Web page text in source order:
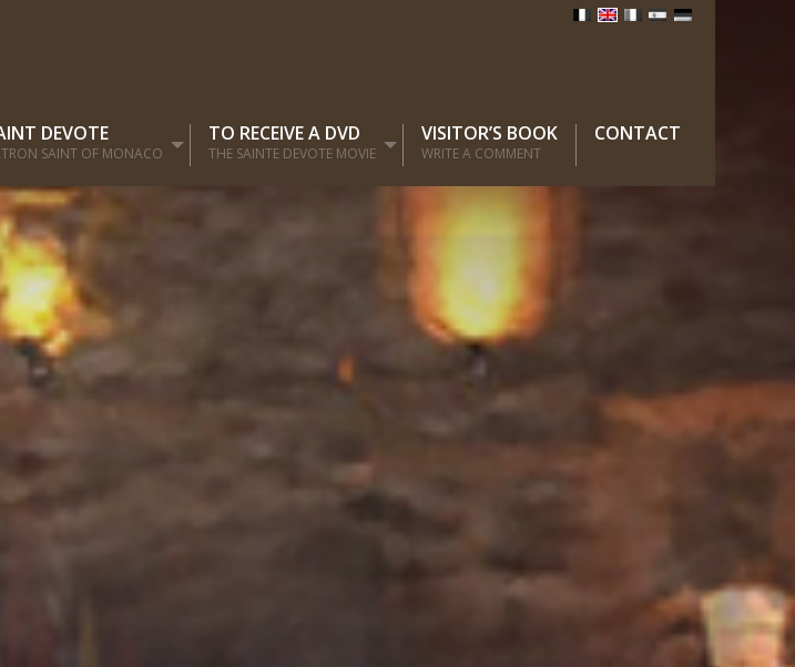
DEVOTE
SAINT OF MONACO
TO RECEIVE A DVD
THE SAINTE DEVOTE MOVIE
VISITOR’S BOOK
WRITE A COMMENT
CONTACT